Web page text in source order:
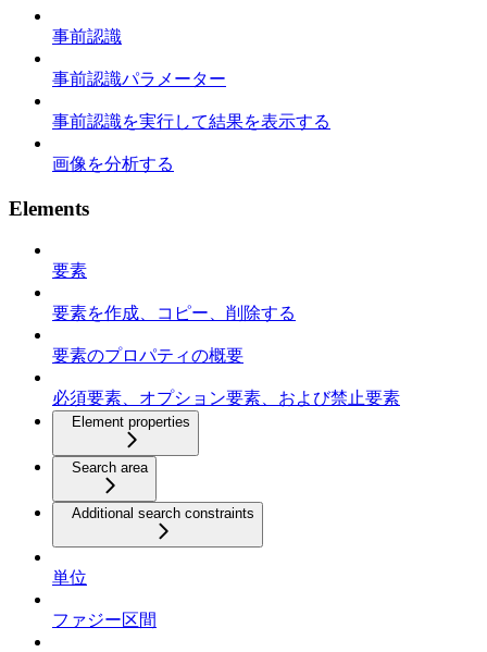
事前認識
事前認識パラメーター
事前認識を実行して結果を表示する
画像を分析する
Elements
要素
要素を作成、コピー、削除する
要素のプロパティの概要
必須要素、オプション要素、および禁止要素
Element properties
Search area
Additional search constraints
単位
ファジー区間